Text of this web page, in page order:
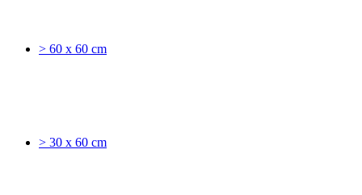
> 60 x 60 cm
> 30 x 60 cm